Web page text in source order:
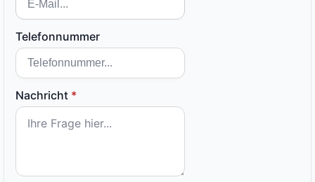
Telefonnummer
Nachricht *